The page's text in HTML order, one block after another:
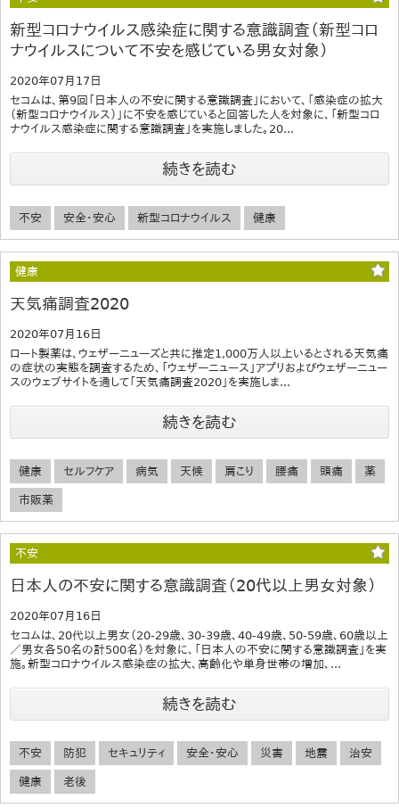
新型コロナウイルス感染症に関する意識調査（新型コロ
ナウイルスについて不安を感じている男女対象）
2020年07月17日
セコムは、第9回「日本人の不安に関する意識調査」において、「感染症の拡大
（新型コロナウイルス）」に不安を感じていると回答した人を対象に、「新型コロ
ナウイルス感染症に関する意識調査」を実施しました。20...
続きを読む
不安 安全・安心 新型コロナウイルス 健康
健康
天気痛調査2020
2020年07月16日
ロート製薬は、ウェザーニューズと共に推定1,000万人以上いるとされる天気痛
の症状の実態を調査するため、「ウェザーニュース」アプリおよびウェザーニュー
スのウェブサイトを通して「天気痛調査2020」を実施しま...
続きを読む
健康 セルフケア 病気 天候 肩こり 腰痛 頭痛 薬
市販薬
不安
日本人の不安に関する意識調査（20代以上男女対象）
2020年07月16日
セコムは、20代以上男女（20-29歳、30-39歳、40-49歳、50-59歳、60歳以上
／男女各50名の計500名）を対象に、「日本人の不安に関する意識調査」を実
施。新型コロナウイルス感染症の拡大、高齢化や単身世帯の増加、...
続きを読む
不安 防犯 セキュリティ 安全・安心 災害 地震 治安
健康 老後